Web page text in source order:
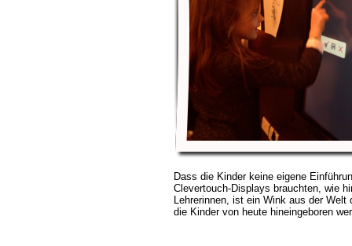
Dass die Kinder keine eigene
Clevertouch-Displays brauchten, wie
Lehrerinnen, ist ein Wink aus der Welt
die Kinder von heute hineingeboren